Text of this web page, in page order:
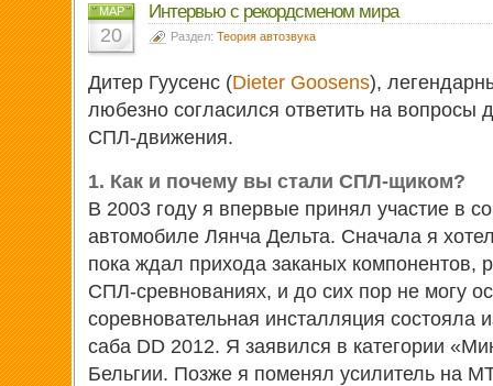
МАР
20
Интервью с рекордсменом мира
Раздел: Теория автозвука
Дитер Гуусенс (Dieter Goosens),
любезно согласился ответить на вопросы
СПЛ-движения.
1. Как и почему вы стали СПЛ-щиком?
В 2003 году я впервые принял участие в
автомобиле Лянча Дельта. Сначала я
пока ждал прихода заканых компонентов,
СПЛ-сревнованиях, и до сих пор не могу
соревновательная инсталляция состояла
саба DD 2012. Я заявился в категории
Бельгии. Позже я поменял усилитель на